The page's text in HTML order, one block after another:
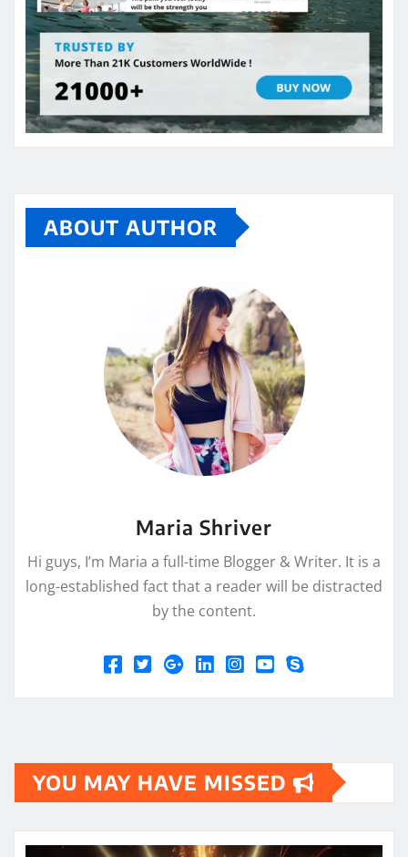
ABOUT AUTHOR
Maria Shriver
Hi guys, I’m Maria a full-time Blogger & Writer. It is a
long-established fact that a reader will be distracted
by the content.
YOU MAY HAVE MISSED